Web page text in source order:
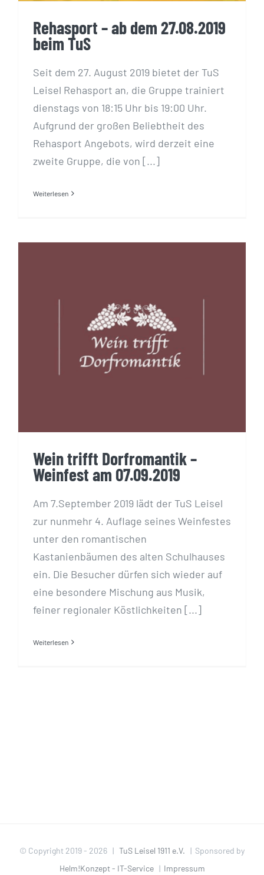
Rehasport – ab dem 27.08.2019
beim TuS
Seit dem 27. August 2019 bietet der TuS
Leisel Rehasport an, die Gruppe trainiert
dienstags von 18:15 Uhr bis 19:00 Uhr.
Aufgrund der großen Beliebtheit des
Rehasport Angebots, wird derzeit eine
zweite Gruppe, die von [...]
Weiterlesen
Wein trifft Dorfromantik –
Weinfest am 07.09.2019
Wein trifft Dorfromantik –
Weinfest am 07.09.2019
Am 7.September 2019 lädt der TuS Leisel
zur nunmehr 4. Auflage seines Weinfestes
unter den romantischen
Kastanienbäumen des alten Schulhauses
ein. Die Besucher dürfen sich wieder auf
eine besondere Mischung aus Musik,
feiner regionaler Köstlichkeiten [...]
Weiterlesen
© Copyright 2019 - 2026 | TuS Leisel 1911 e.V. | Sponsored by
Helm!Konzept - IT-Service| Impressum